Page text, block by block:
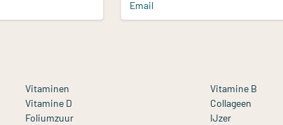
Email
Vitaminen
Vitamine B
Vitamine D
Collageen
Foliumzuur
IJzer